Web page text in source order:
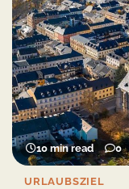
10 min read 0
URLAUBSZIEL